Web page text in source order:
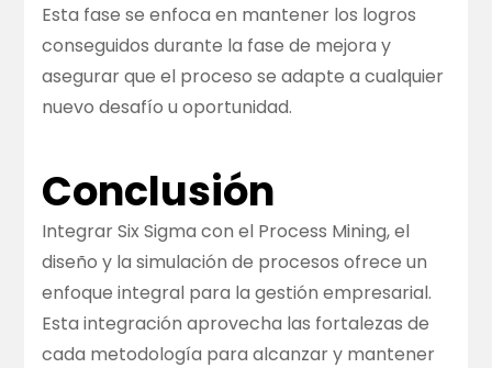
Esta fase se enfoca en mantener los logros
conseguidos durante la fase de mejora y
asegurar que el proceso se adapte a cualquier
nuevo desafío u oportunidad.
Conclusión
Integrar Six Sigma con el Process Mining, el
diseño y la simulación de procesos ofrece un
enfoque integral para la gestión empresarial.
Esta integración aprovecha las fortalezas de
cada metodología para alcanzar y mantener